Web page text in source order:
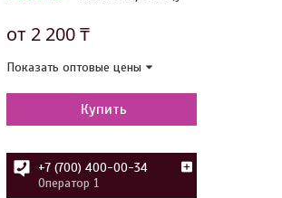
от 2 200 ₸
Показать оптовые цены
Купить
+7 (700) 400-00-34
Оператор 1